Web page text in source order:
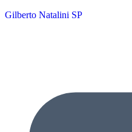
Gilberto Natalini SP